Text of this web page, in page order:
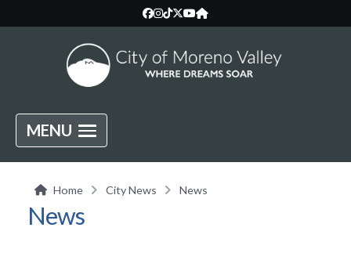
MENU
Home City News News
News